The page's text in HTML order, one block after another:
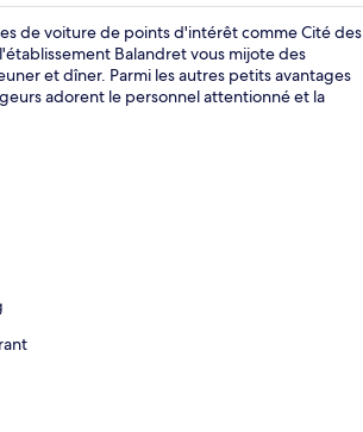
Plage
de voiture de points d'intérêt comme Cité des
Balandret vous mijote des
et dîner. Parmi les autres petits avantages
adorent le personnel attentionné et la